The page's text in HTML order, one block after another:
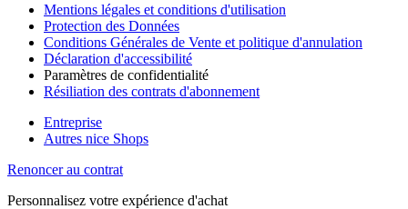
Mentions légales et conditions d'utilisation
Protection des Données
Conditions Générales de Vente et politique d'annulation
Déclaration d'accessibilité
Paramètres de confidentialité
Résiliation des contrats d'abonnement
Entreprise
Autres nice Shops
Renoncer au contrat
Personnalisez votre expérience d'achat